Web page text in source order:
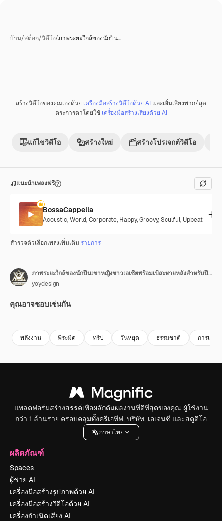
บ้าน/สต็อก/วิดีโอ/ภาพระยะใกล้ของนักปีน…
พรีเมี่ยม
สร้างวิดีโอของคุณเองด้วย เครื่องมือสร้างวิดีโอด้วย AI และเพิ่มเสียงพากย์สุด
ตระการตาโดยใช้ เครื่องมือสร้างเสียงด้วย AI
แก้ไขวิดีโอ สร้างใหม่ สร้างโปรเจกต์วิดีโอ
แนะนำเพลงฟรี
BossaCappella
Acoustic,World,Corporate, Happy,Groovy,Soulful, Upbeat
สำรวจตัวเลือกเพลงเพิ่มเติม รายการ
ภาพระยะใกล้ของนักปีนเขาหญิงชาวเอเชียพร้อมเป้สะพายหลังสำหรับปีนเขา ยิ้มและเกร็งกล้ามเนื้อไบเซ็ปส์ขณะเดินทางที่พีระมิดกิซ่า
yoydesign
คุณอาจชอบเช่นกัน
พลังงาน พีระมิด ทริป วันหยุด ธรรมชาติ การเดิน
แพลตฟอร์มสร้างสรรค์เพื่อผลักดันผลงานที่ดีที่สุดของคุณ ผู้ใช้งาน
กว่า 1 ล้านราย ครอบคลุมทั้งครีเอทีฟ, บริษัท, เอเจนซี และสตูดิโอ
ภาษาไทย
ผลิตภัณฑ์
Spaces
ผู้ช่วย AI
เครื่องมือสร้างรูปภาพด้วย AI
เครื่องมือสร้างวิดีโอด้วย AI
เครื่องกำเนิดเสียง AI